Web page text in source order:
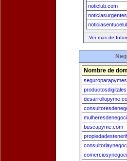
noticlub.com
Ver mas de
Nombre de
buscapyme.com